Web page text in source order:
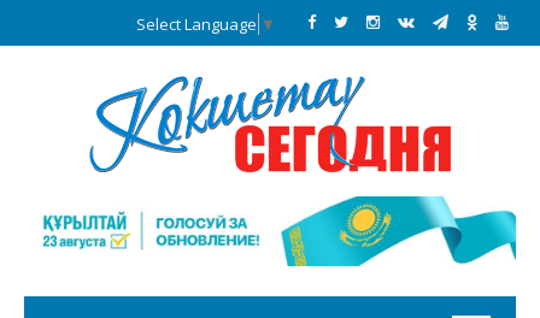
Select Language ▼